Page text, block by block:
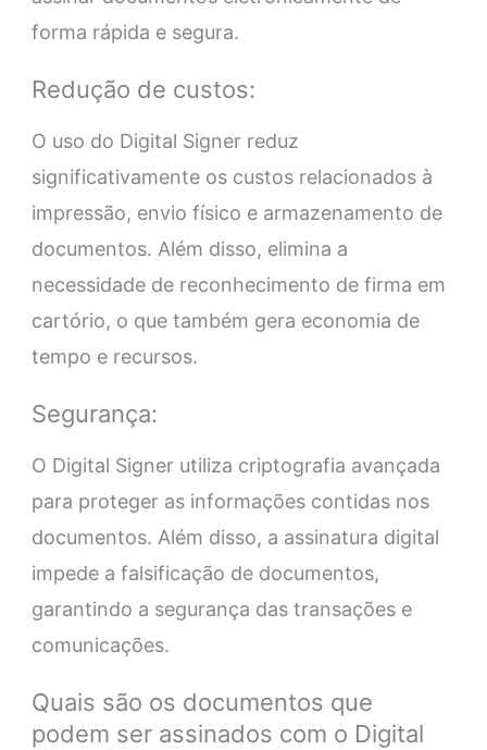
forma rápida e segura.
Redução de custos:
O uso do Digital Signer reduz
significativamente os custos relacionados à
impressão, envio físico e armazenamento de
documentos. Além disso, elimina a
necessidade de reconhecimento de firma em
cartório, o que também gera economia de
tempo e recursos.
Segurança:
O Digital Signer utiliza criptografia avançada
para proteger as informações contidas nos
documentos. Além disso, a assinatura digital
impede a falsificação de documentos,
garantindo a segurança das transações e
comunicações.
Quais são os documentos que
podem ser assinados com o Digital